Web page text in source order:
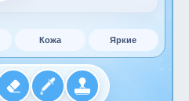
Кожа Яркие